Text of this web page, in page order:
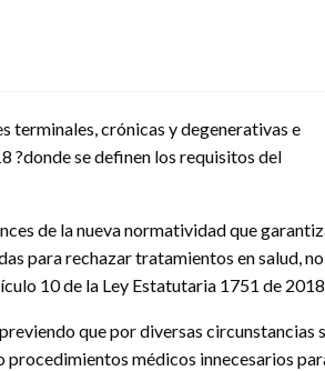
terminales, crónicas y degenerativas e
?donde se definen los requisitos del
de la nueva normatividad que
para rechazar tratamientos en salud,
10 de la Ley Estatutaria 1751 de
que por diversas
médicos innecesarios